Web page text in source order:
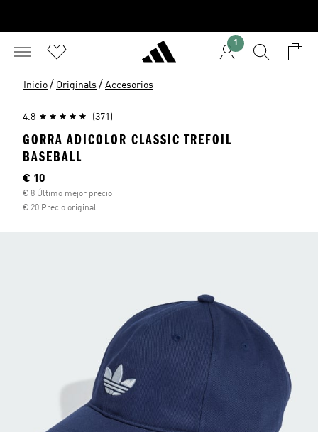
1
Inicio / Originals / Accesorios
4.8 (371)
GORRA ADICOLOR CLASSIC TREFOIL
BASEBALL
Precio actual
€ 10
€ 8 Último mejor precio
€ 20 Precio original